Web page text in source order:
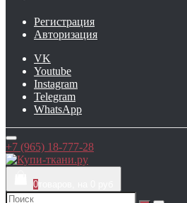
Регистрация
Авторизация
VK
Youtube
Instagram
Telegram
WhatsApp
+7 (965) 18-777-28
0